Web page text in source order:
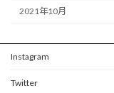
2021年10月
Instagram
Twitter